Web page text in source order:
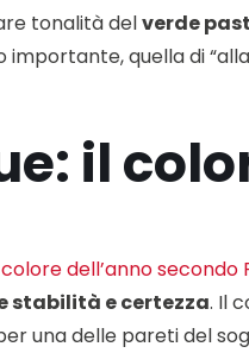
tonalità delverde
importante, quella di
il
dell’anno secondo
stabilità e certezza. Il
una delle pareti del